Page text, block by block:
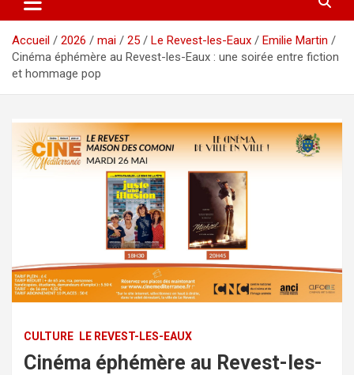
Accueil 2026 mai 25 Le Revest-les-Eaux
Emilie Martin
Cinéma éphémère au Revest-les-Eaux : une soirée entre fiction
et hommage pop
CULTURE LE REVEST-LES-EAUX
Cinéma éphémère au Revest-les-